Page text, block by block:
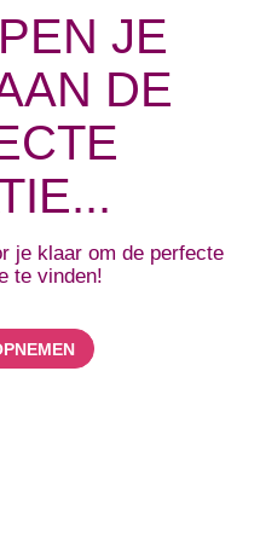
JE
DE
je klaar om de perfecte
te vinden!